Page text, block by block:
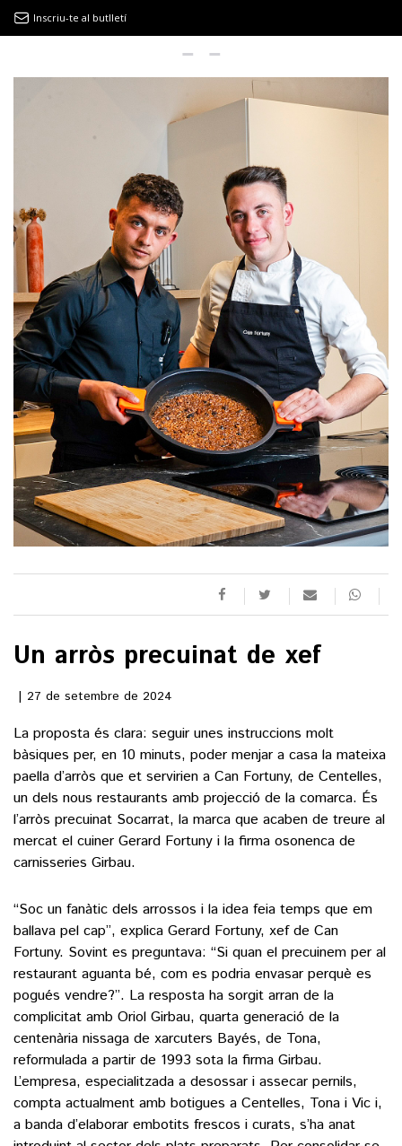
EL CLÀSSIC | ALBERT PLA
“LA VIDA ÉS COM LA MAR: SEMPRE BUSCA L’EQUILIBRI”
NOVETATS DISCOGRÀFIQUES
EL CLÀSSIC | ELS 3 TAMBORS
TEMÀTIQUES
()
()
ACTUALITAT
POLÍTICA
SOCIETAT
ECONOMIA
ESPORTS
FUTBOL
MOTOR
CULTURA
ARTS ESCÈNIQUES
CALAIX
VEURE TOTES
SUPLEMENTS
FOTOGALERIES
AGENDA
BLOGOSFERA
Inscriu-te al butlletí
Un arròs precuinat de xef
27 de setembre de 2024
La proposta és clara: seguir unes instruccions molt
bàsiques per, en 10 minuts, poder menjar a casa la mateixa
paella d’arròs que et servirien a Can Fortuny, de Centelles,
un dels nous restaurants amb projecció de la comarca. És
l’arròs precuinat Socarrat, la marca que acaben de treure al
mercat el cuiner Gerard Fortuny i la firma osonenca de
carnisseries Girbau.
“Soc un fanàtic dels arrossos i la idea feia temps que em
ballava pel cap”, explica Gerard Fortuny, xef de Can
Fortuny. Sovint es preguntava: “Si quan el precuinem per al
restaurant aguanta bé, com es podria envasar perquè es
pogués vendre?”. La resposta ha sorgit arran de la
complicitat amb Oriol Girbau, quarta generació de la
centenària nissaga de xarcuters Bayés, de Tona,
reformulada a partir de 1993 sota la firma Girbau.
L’empresa, especialitzada a desossar i assecar pernils,
compta actualment amb botigues a Centelles, Tona i Vic i,
a banda d’elaborar embotits frescos i curats, s’ha anat